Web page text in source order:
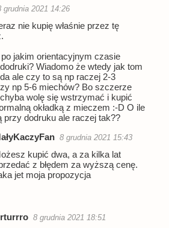
grudnia 2021 14:26
nie kupię właśnie przez tę
jakim orientacyjnym czasie
Wiadomo że wtedy jak tom
ale czy to są np raczej 2-3
np 5-6 miechów? Bo szczerze
wolę się wstrzymać i kupić
okładką z mieczem :-D O ile
przy dodruku ale raczej tak??
8 grudnia 2021 15:43
kupić dwa, a za kilka lat
z błędem za wyższą cenę.
jet moja propozycja
8 grudnia 2021 18:51